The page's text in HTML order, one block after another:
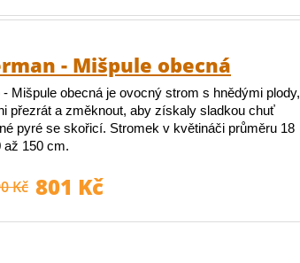
- Mišpule obecná
Mišpule obecná je ovocný strom s hnědými plody,
přezrát a změknout, aby získaly sladkou chuť
pyré se skořicí. Stromek v květináči průměru 18
až 150 cm.
Kč 801 Kč